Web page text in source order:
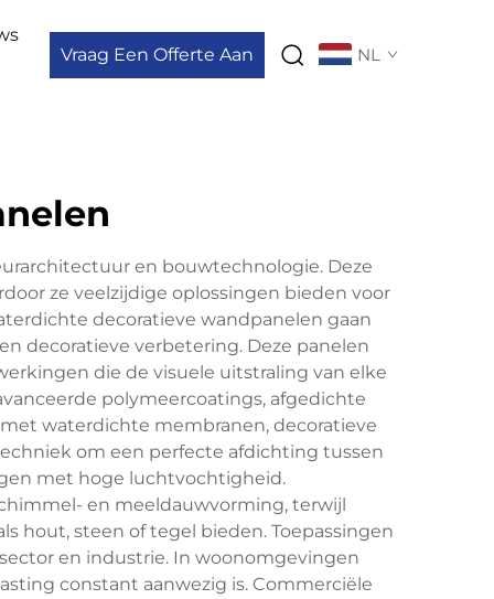
Vraag Een Offerte Aan NL
en bouwtechnologie. Deze
ze veelzijdige oplossingen bieden voor
decoratieve wandpanelen gaan
decoratieve verbetering. Deze panelen
die de visuele uitstraling van elke
polymeercoatings, afgedichte
waterdichte membranen, decoratieve
om een perfecte afdichting tussen
met hoge luchtvochtigheid.
en meeldauwvorming, terwijl
hout, steen of tegel bieden. Toepassingen
en industrie. In woonomgevingen
constant aanwezig is. Commerciële